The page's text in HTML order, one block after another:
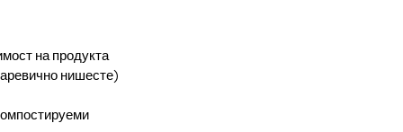
на продукта
нишесте)